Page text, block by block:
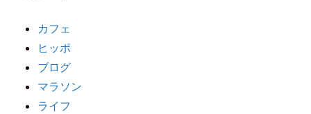
カフェ
ヒッポ
ブログ
マラソン
ライフ